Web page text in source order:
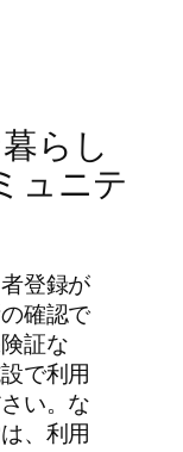
らし
ュニテ
登録が
確認で
証な
で利用
い。な
、利用